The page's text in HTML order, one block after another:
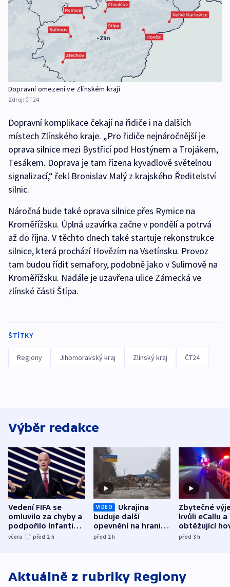
Dopravní omezení ve Zlínském kraji
Zdroj: ČT24
Dopravní komplikace čekají na řidiče i na dalších
místech Zlínského kraje. „Pro řidiče nejnáročnější je
oprava silnice mezi Bystřicí pod Hostýnem a Trojákem,
Tesákem. Doprava je tam řízena kyvadlově světelnou
signalizací,“ řekl Bronislav Malý z krajského Ředitelství
silnic.
Náročná bude také oprava silnice přes Rymice na
Kroměřížsku. Úplná uzavírka začne v pondělí a potrvá
až do října. V těchto dnech také startuje rekonstrukce
silnice, která prochází Hovězím na Vsetínsku. Provoz
tam budou řídit semafory, podobně jako v Sulimově na
Kroměřížsku. Nadále je uzavřena ulice Zámecká ve
zlínské části Štípa.
ŠTÍTKY
Regiony Jihomoravský kraj Zlínský kraj ČT24
Výběr redakce
Vedení FIFA se
omluvilo za chyby a
podpořilo Infantina.
UEFA trvá na
včera před 2 h
VIDEO
Ukrajina
buduje další
opevnění na hranici
s Běloruskem
před 2h
Zbytečné
kvůli eCallu a
obtěžující
zdržují
před 3h
Aktuálně z rubriky Regiony